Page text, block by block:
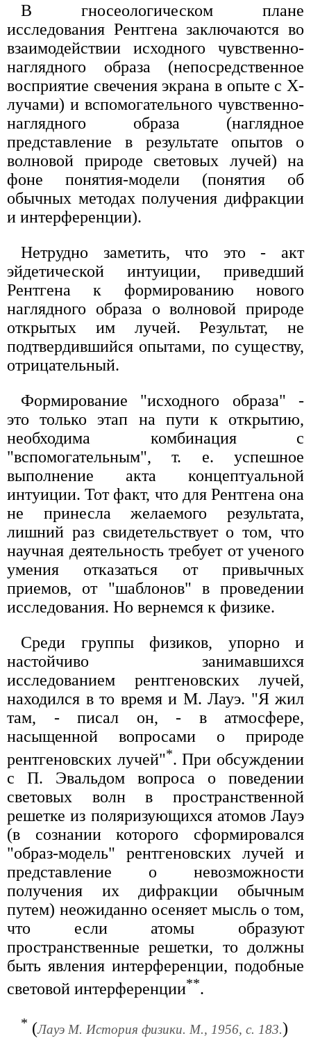
В гносеологическом плане
исследования Рентгена заключаются во
взаимодействии исходного чувственно-
наглядного образа (непосредственное
восприятие свечения экрана в опыте с Х-
лучами) и вспомогательного чувственно-
наглядного образа (наглядное
представление в результате опытов о
волновой природе световых лучей) на
фоне понятия-модели (понятия об
обычных методах получения дифракции
и интерференции).
Нетрудно заметить, что это - акт
эйдетической интуиции, приведший
Рентгена к формированию нового
наглядного образа о волновой природе
открытых им лучей. Результат, не
подтвердившийся опытами, по существу,
отрицательный.
Формирование "исходного образа" -
это только этап на пути к открытию,
необходима комбинация с
"вспомогательным", т. е. успешное
выполнение акта концептуальной
интуиции. Тот факт, что для Рентгена она
не принесла желаемого результата,
лишний раз свидетельствует о том, что
научная деятельность требует от ученого
умения отказаться от привычных
приемов, от "шаблонов" в проведении
исследования. Но вернемся к физике.
Среди группы физиков, упорно и
настойчиво занимавшихся
исследованием рентгеновских лучей,
находился в то время и М. Лауэ. "Я жил
там, - писал он, - в атмосфере,
насыщенной вопросами о природе
рентгеновских лучей"*. При обсуждении
с П. Эвальдом вопроса о поведении
световых волн в пространственной
решетке из поляризующихся атомов Лауэ
(в сознании которого сформировался
"образ-модель" рентгеновских лучей и
представление о невозможности
получения их дифракции обычным
путем) неожиданно осеняет мысль о том,
что если атомы образуют
пространственные решетки, то должны
быть явления интерференции, подобные
световой интерференции**.
* (Лауэ М. История физики. М., 1956, с. 183.)